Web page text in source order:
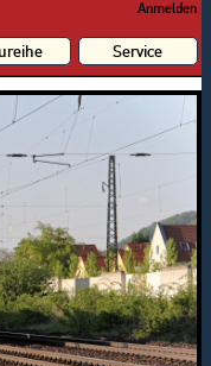
Anmelden
Service